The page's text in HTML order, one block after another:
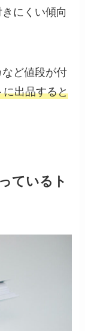
にくい傾向
ど値段が付
に出品すると
ているト